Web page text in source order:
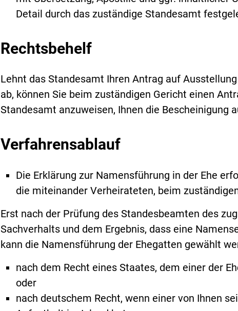
Detail durch das zuständige Standesamt
Rechtsbehelf
Lehnt das Standesamt Ihren Antrag auf
ab, können Sie beim zuständigen Gericht einen
Standesamt anzuweisen, Ihnen die Bescheinigung
Verfahrensablauf
Die Erklärung zur Namensführung in der Ehe
die miteinander Verheirateten, beim
Erst nach der Prüfung des Standesbeamten des
Sachverhalts und dem Ergebnis, dass eine
kann die Namensführung der Ehegatten gewählt
nach dem Recht eines Staates, dem einer der
oder
nach deutschem Recht, wenn einer von Ihnen